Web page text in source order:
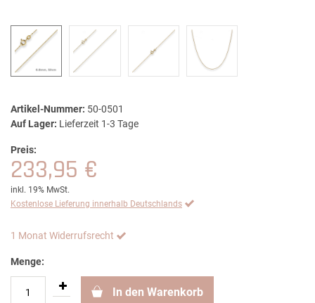
Artikel-Nummer: 50-0501
Auf Lager: Lieferzeit 1-3 Tage
Preis:
233,95 €
inkl. 19% MwSt.
Kostenlose Lieferung innerhalb Deutschlands
1 Monat Widerrufsrecht
Menge:
In den Warenkorb